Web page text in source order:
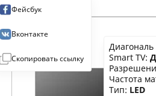
Фейсбук
Вконтакте
Скопировать ссылку
Диагональ
Smart TV:
Частота
Тип: LED